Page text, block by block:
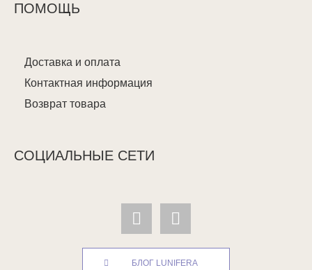
ПОМОЩЬ
Доставка и оплата
Контактная информация
Возврат товара
СОЦИАЛЬНЫЕ СЕТИ
БЛОГ LUNIFERA